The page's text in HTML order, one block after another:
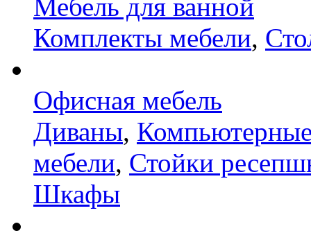
Мебель для ванной
Комплекты мебели,
Офисная мебель
Диваны,
мебели, Стойки
Шкафы